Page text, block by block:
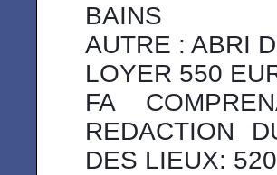
BAINS
AUTRE : ABRI
LOYER 550
FA
REDACTION
DES LIEUX: